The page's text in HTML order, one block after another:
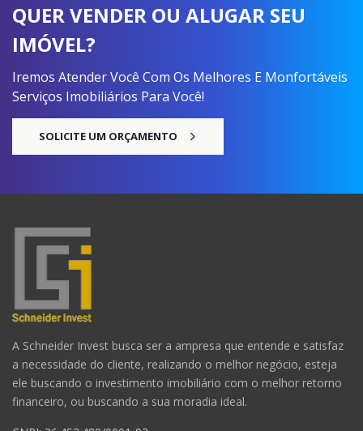
QUER VENDER OU ALUGAR SEU
IMÓVEL?
Iremos Atender Você Com Os Melhores E Monfortáveis
Serviços Imobiliários Para Você!
SOLICITE UM ORÇAMENTO
A Schneider Invest busca ser a ampresa que entende e satisfaz
a necessidade do cliente, realizando o melhor negócio, esteja
ele buscando o investimento imobiliário com o melhor retorno
financeiro, ou buscando a sua moradia ideal.